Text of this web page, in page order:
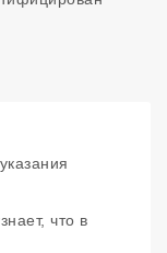
что в